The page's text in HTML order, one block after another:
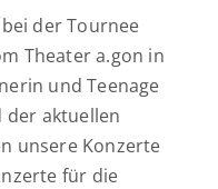
der Tournee
Theater a.gon in
und Teenage
der aktuellen
unsere Konzerte
für die